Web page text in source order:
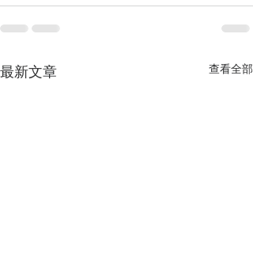
最新文章 查看全部